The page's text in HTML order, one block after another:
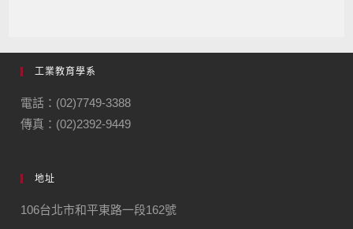
工業教育學系
電話：(02)7749-3388
傳真：(02)2392-9449
地址
106台北市和平東路一段162號